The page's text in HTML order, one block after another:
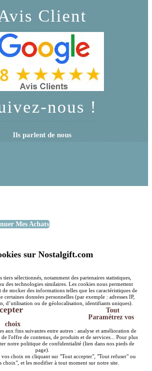
Client
nous !
Ils parlent de nous
Mes Achats
sur Nostalgift.com
tiers sélectionnés, notamment des partenaires statistiques,
des technologies similaires. Les cookies nous permettent
de stocker des informations telles que les caractéristiques de
certaines données personnelles (par exemple : adresses IP,
d’utilisation ou de géolocalisation, identifiants uniques).
Tout
Paramétrez vos
choix
aux fins suivantes entre autres : analyse et amélioration de
l'offre de contenus, de produits et de services... Pour plus
notre politique de confidentialité (lien dans nos pieds de
page).
choix en cliquant sur "Tout accepter", "Tout refuser" ou
choix", et les modifier à tout moment sur notre site.